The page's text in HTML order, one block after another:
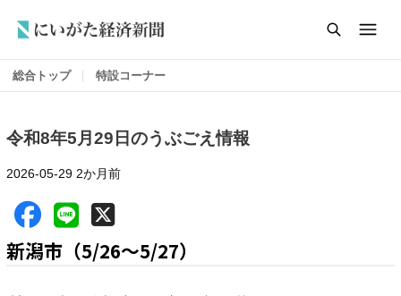
総合トップ 特設コーナー
令和8年5月29日のうぶごえ情報
2026-05-29 2か月前
新潟市（5/26～5/27）